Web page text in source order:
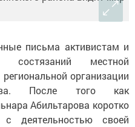
письма активистам и
состязаний местной
организации
После того как
Абильтарова коротко
с деятельностью своей